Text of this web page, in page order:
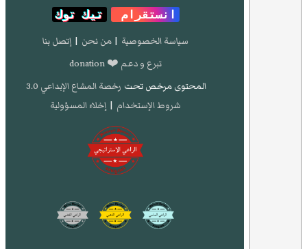
انستقرام
تيك توك
سياسة الخصوصية | من نحن | إتصل بنا
تبرع و دعم ❤️ donation
المحتوى مرخص تحت رخصة المشاع الإبداعي 3.0
شروط الإستخدام | إخلاء المسؤولية